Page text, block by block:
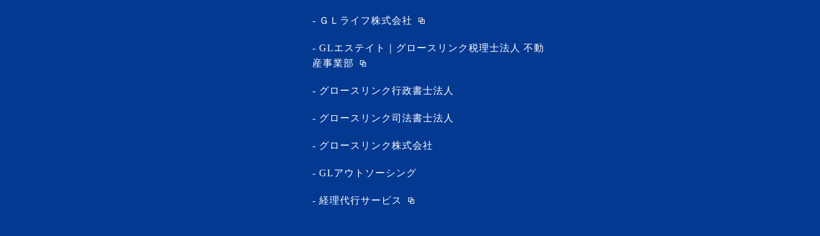
ＧＬライフ株式会社
GLエステイト｜グロースリンク税理士法人 不動
産事業部
グロースリンク行政書士法人
グロースリンク司法書士法人
グロースリンク株式会社
GLアウトソーシング
経理代行サービス